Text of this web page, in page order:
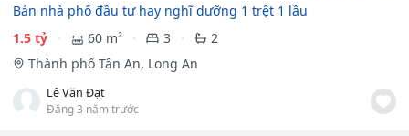
Bán nhà phố đầu tư hay nghĩ dưỡng 1 trệt 1 lầu
1.5 tỷ
60 m² 3
2
Thành phố Tân An, Long An
Lê Văn Đạt
Đăng 3 năm trước